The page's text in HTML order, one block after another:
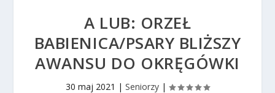
A LUB: ORZEŁ
BABIENICA/PSARY BLIŻSZY
AWANSU DO OKRĘGÓWKI
30 maj 2021 | Seniorzy |